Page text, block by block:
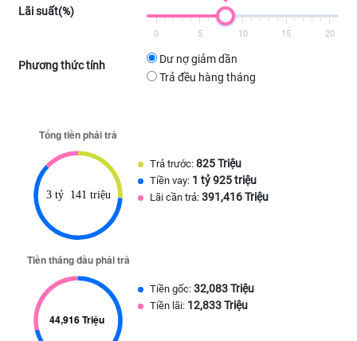
Lãi suất(%)
0 5 10 15 20
Phương thức tính
Dư nợ giảm dần
Trả đều hàng tháng
Trả trước: 825 Triệu
Tiền vay: 1 tỷ 925 triệu
Lãi cần trả: 391,416 Triệu
Tiền gốc: 32,083 Triệu
Tiền lãi: 12,833 Triệu